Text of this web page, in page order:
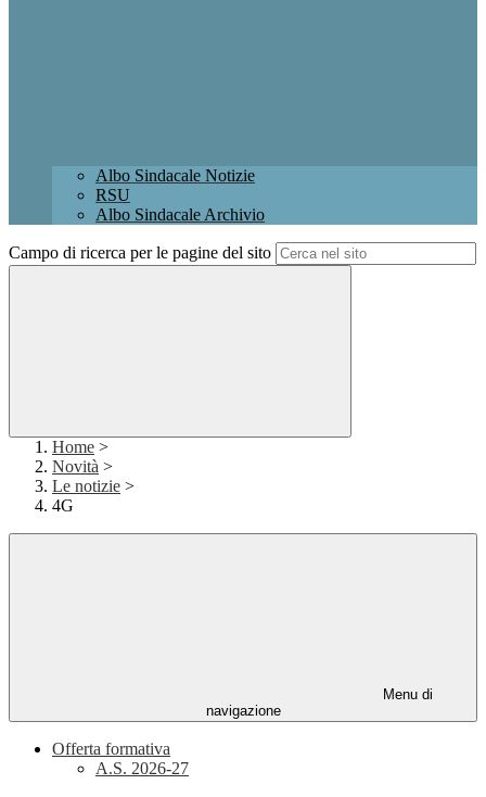
Albo Sindacale Notizie
RSU
Albo Sindacale Archivio
Campo di ricerca per le pagine del sito
Home >
Novità >
Le notizie >
4G
Menu di
navigazione
Offerta formativa
A.S. 2026-27